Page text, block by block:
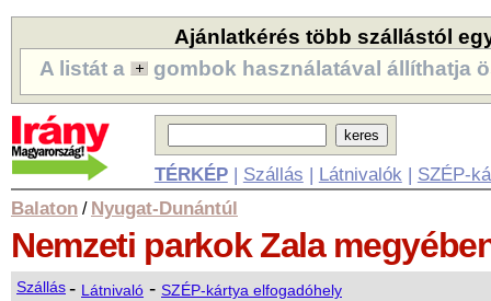
Ajánlatkérés több szállástól
A listát a
gombok használatával állíthatja
TÉRKÉP| Szállás | Látnivalók | SZÉP-
Balaton / Nyugat-Dunántúl
Nemzeti parkok Zala
Szállás- Látnivaló - SZÉP-kártya elfogadóhely